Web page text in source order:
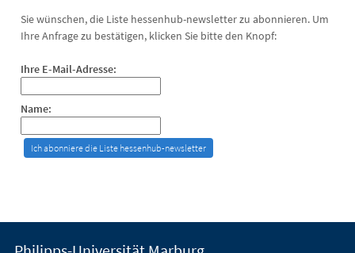
Sie wünschen, die Liste hessenhub-newsletter zu abonnieren. Um
Ihre Anfrage zu bestätigen, klicken Sie bitte den Knopf:
Ihre E-Mail-Adresse:
Name:
Kontakt